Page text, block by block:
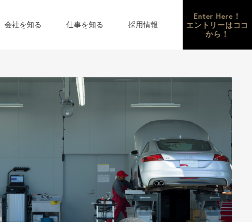
会社を知る 仕事を知る 採用情報
Enter Here！
エントリーはココ
から！